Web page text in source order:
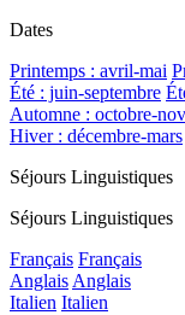
Dates
Printemps : avril-mai
Été : juin-septembre
Automne : octobre-
Hiver : décembre-mars
Séjours Linguistiques
Séjours Linguistiques
Français Français
Anglais Anglais
Italien Italien